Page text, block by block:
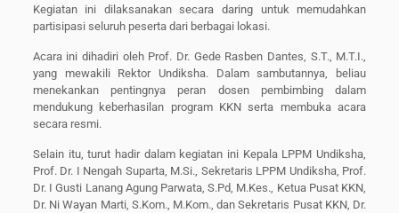
Kegiatan ini dilaksanakan secara daring untuk memudahkan
partisipasi seluruh peserta dari berbagai lokasi.
Acara ini dihadiri oleh Prof. Dr. Gede Rasben Dantes, S.T., M.T.I.,
yang mewakili Rektor Undiksha. Dalam sambutannya, beliau
menekankan pentingnya peran dosen pembimbing dalam
mendukung keberhasilan program KKN serta membuka acara
secara resmi.
Selain itu, turut hadir dalam kegiatan ini Kepala LPPM Undiksha,
Prof. Dr. I Nengah Suparta, M.Si., Sekretaris LPPM Undiksha, Prof.
Dr. I Gusti Lanang Agung Parwata, S.Pd, M.Kes., Ketua Pusat KKN,
Dr. Ni Wayan Marti, S.Kom., M.Kom., dan Sekretaris Pusat KKN, Dr.